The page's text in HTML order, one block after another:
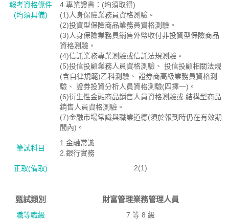
報考資格絛件
(均須具備)
4.專業證書：(均須取得)
(1)人身保險業務員資格測驗。
(2)投資型保險商品業務員資格測驗。
(3)人身保險業務員銷售外幣收付非投資型保險商品
資格測驗。
(4)信託業務專業測驗或信託法規測驗。
(5)投信投顧業務人員資格測驗、 投信投顧相關法規
(含自律規範)乙科測驗、 證券商高級業務員資格測
驗、 證券投資分析人員資格測驗(四擇一)。
(6)衍生性金融商品銷售人員資格測驗或 結構型商品
銷售人員資格測驗。
(7)金融市場常識與職業道德(須於報到時仍在有效期
間內)。
筆試科目
1.金融常識
2.銀行實務
正取(備取)
2(1)
甄試類別 財富管理業務管理人員
職等職級
7 等 8 級